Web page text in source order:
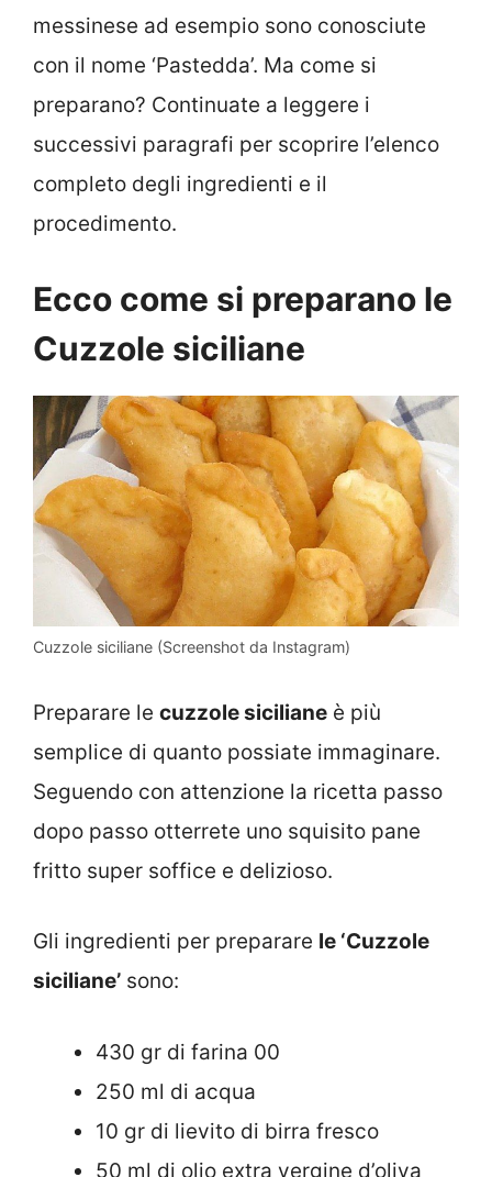
messinese ad esempio sono conosciute
con il nome ‘Pastedda’. Ma come si
preparano? Continuate a leggere i
successivi paragrafi per scoprire l’elenco
completo degli ingredienti e il
procedimento.
Ecco come si preparano le
Cuzzole siciliane
Cuzzole siciliane (Screenshot da Instagram)
Preparare le cuzzole siciliane è più
semplice di quanto possiate immaginare.
Seguendo con attenzione la ricetta passo
dopo passo otterrete uno squisito pane
fritto super soffice e delizioso.
Gli ingredienti per preparare le ‘Cuzzole
siciliane’ sono:
430 gr di farina 00
250 ml di acqua
10 gr di lievito di birra fresco
50 ml di olio extra vergine d’oliva